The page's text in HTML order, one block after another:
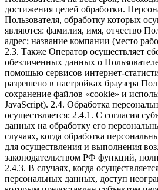
достижения целей обработки.
Пользователя, обработку которых
являются: фамилия, имя, отчество
адрес; название компании (место
2.3. Также Оператор осуществляет
обезличенных данных о
помощью сервисов интернет-
разрешено в настройках браузера
сохранение файлов «cookie» и
JavaScript). 2.4. Обработка
осуществляется: 2.4.1. С согласия
данных на обработку его
случаях, когда обработка
для осуществления и выполнения
законодательством РФ функций,
2.4.3. В случаях, когда
персональных данных, доступ